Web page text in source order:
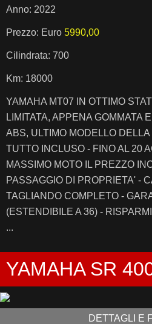
Anno: 2022
Prezzo: Euro 5990,00
Cilindrata: 700
Km: 18000
YAMAHA MT07 IN OTTIMO
LIMITATA, APPENA GOMMATA
ABS, ULTIMO MODELLO
TUTTO INCLUSO - FINO AL 20
MASSIMO MOTO IL PREZZO
PASSAGGIO DI PROPRIETA' -
TAGLIANDO COMPLETO -
(ESTENDIBILE A 36) -
...
YAMAHA SR
DETTAGLI E